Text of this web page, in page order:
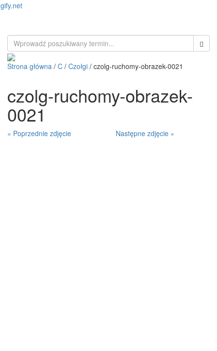
gify.net
Strona główna / C / Czołgi / czolg-ruchomy-obrazek-0021
czolg-ruchomy-obrazek-
0021
« Poprzednie zdjęcie Następne zdjęcie »